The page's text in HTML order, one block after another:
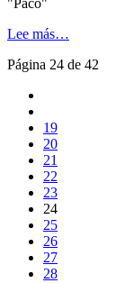
"Paco"
Lee más…
Página 24 de 42
19
20
21
22
23
24
25
26
27
28